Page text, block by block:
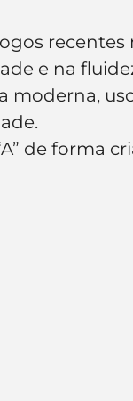
recentes
e na
moderna,
de forma